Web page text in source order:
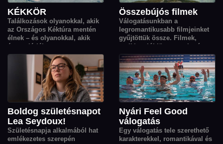
KÉKKÖR
Találkozások olyanokkal, akik
az Országos Kéktúra mentén
élnek – és olyanokkal, akik
éppen járják.
Összebújós filmek
Válogatásunkban a
legromantikusabb filmjeinket
gyűjtöttük össze. Filmek,
amikhez jól jön egy takaró, egy
váll és az érzés, hogy nem
vagyunk egyedül.
Boldog születésnapot
Lea Seydoux!
Születésnapja alkalmából hat
emlékezetes szerepén
Nyári Feel Good
válogatás
Egy válogatás tele szerethető
karakterekkel, romantikával és